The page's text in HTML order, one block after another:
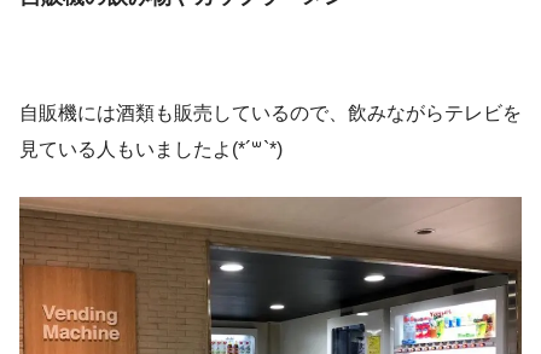
自販機には酒類も販売しているので、飲みながらテレビを
見ている人もいましたよ(*´꒳`*)